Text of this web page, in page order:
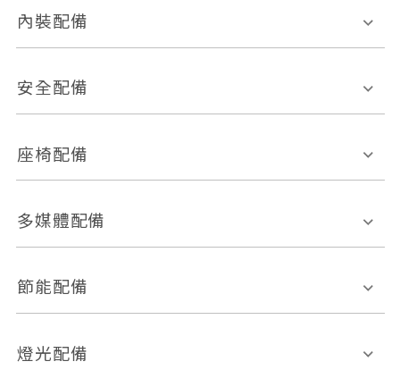
電動天窗
後視鏡方向指示燈
內裝配備
多功能方向盤
恆溫空調
安全配備
前座正面氣囊
ABS防鎖死
車道偏離警示
自動停車系統 盲點偵測系統
倒車雷達
座椅配備
皮椅
多媒體配備
外部音源接入
節能配備
引擎啟閉系統
燈光配備